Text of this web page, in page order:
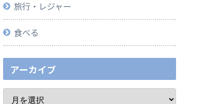
旅行・レジャー
食べる
アーカイブ